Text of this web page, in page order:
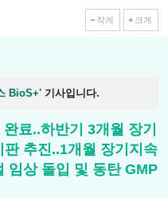
작게 크게
BioS+' 기사입니다.
료..하반기 3개월 장기
추진..1개월 장기지속
임상 돌입 및 동탄 GMP